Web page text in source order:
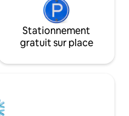
Stationnement
gratuit sur place